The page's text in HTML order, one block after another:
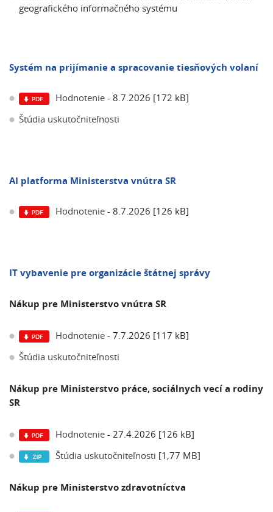
geografického informačného systému
Systém na prijímanie a spracovanie tiesňových volaní
Hodnotenie - 8.7.2026 [172 kB]
Štúdia uskutočniteľnosti
AI platforma Ministerstva vnútra SR
Hodnotenie - 8.7.2026 [126 kB]
IT vybavenie pre organizácie štátnej správy
Nákup pre Ministerstvo vnútra SR
Hodnotenie - 7.7.2026 [117 kB]
Štúdia uskutočniteľnosti
Nákup pre Ministerstvo práce, sociálnych vecí a rodiny
SR
Hodnotenie - 27.4.2026 [126 kB]
Štúdia uskutočniteľnosti [1,77 MB]
Nákup pre Ministerstvo zdravotníctva